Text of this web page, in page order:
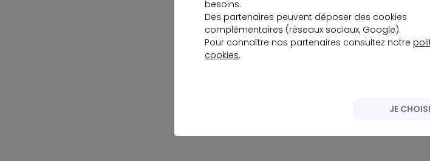
aériennes. Cette
transparence et ne
modèle économique.
Ce devoir de
d’autres secteurs,
et de la fourniture
besoins.
Des partenaires peuvent déposer des cookies
complémentaires (réseaux sociaux, Google).
Pour connaître nos partenaires consultez notre
cookies.
JE